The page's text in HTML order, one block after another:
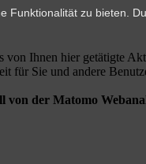
jeden 1.
oder
Funktionalität zu bieten.